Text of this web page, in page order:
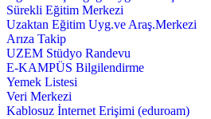
Sürekli Eğitim Merkezi
Uzaktan Eğitim Uyg.ve Araş.Merkezi
Arıza Takip
UZEM Stüdyo Randevu
E-KAMPÜS Bilgilendirme
Yemek Listesi
Veri Merkezi
Kablosuz İnternet Erişimi (eduroam)